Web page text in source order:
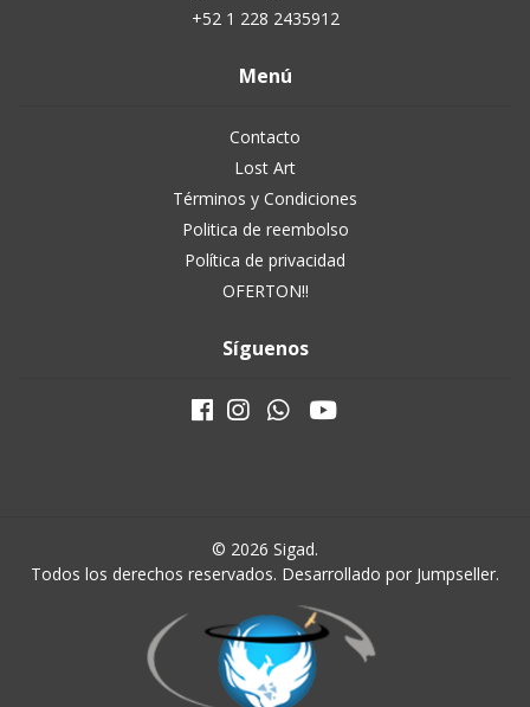
+52 1 228 2435912
Menú
Contacto
Lost Art
Términos y Condiciones
Politica de reembolso
Política de privacidad
OFERTON!!
Síguenos
© 2026 Sigad.
Todos los derechos reservados. Desarrollado por Jumpseller.